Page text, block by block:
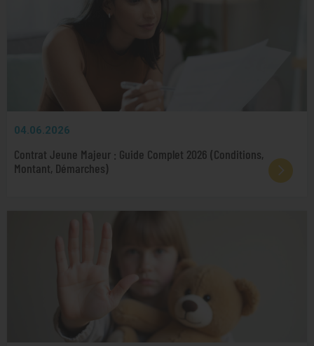
04.06.2026
Contrat Jeune Majeur : Guide Complet 2026 (Conditions,
Montant, Démarches)